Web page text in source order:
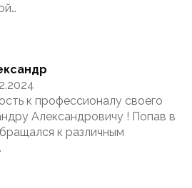
к профессионалу своего
Александровичу ! Попав в
к различным